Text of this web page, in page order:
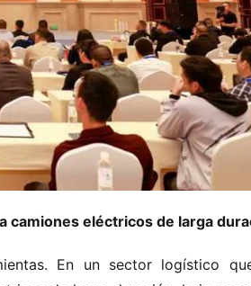
camiones eléctricos de larga
En un sector logístico